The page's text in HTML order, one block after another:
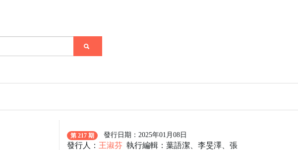
第 217 期 發行日期：2025年01月08日
發行人： 王淑芬 執行編輯：葉語潔、李旻澤、張